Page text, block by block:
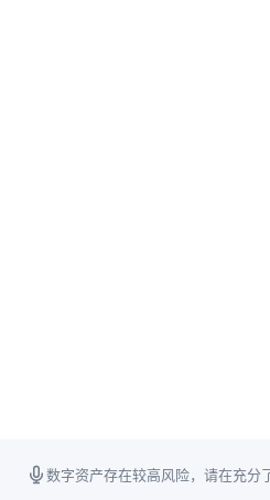
数字资产存在较高风险，请在充分